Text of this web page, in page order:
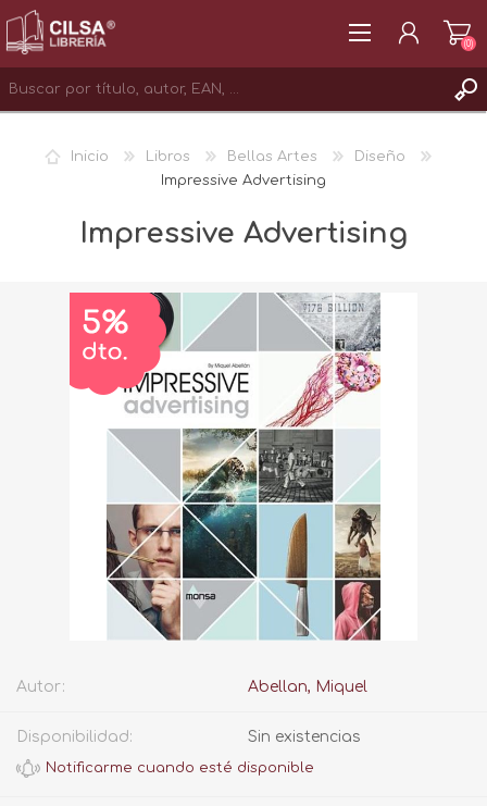
INICIAR SESIÓN
(0)
Inicio Libros Bellas Artes
Diseño
Impressive Advertising
Impressive Advertising
Autor: Abellan, Miquel
Disponibilidad: Sin existencias